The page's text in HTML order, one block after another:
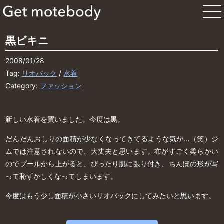
黒ビキニ
2008/01/28
Tag: リオバック /水着
Category: ファッション
新しい水着を買いました。今度は黒。
だんだんおしりの面積が少なくなってきてるような気が…（笑）ジ
ムでは注意されないので、大丈夫と思います。布がすごく柔らかい
のでプールから上がると、ぴったり肌に張り付き、ちんぽの形が写
って恥ずかしくなってしまいます。
今度はもう少し面積が小さいリオバックにしてみたいと思います。